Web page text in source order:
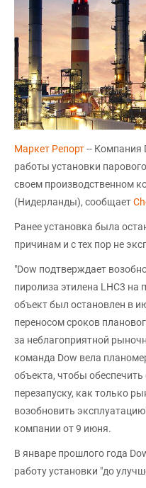
Маркет Репорт-- Компания
работы установки
своем производственном
(Нидерланды), сообщает
Ранее установка была
причинам и с тех пор не
"Dow подтверждает
пиролиза этилена LHC3 на
объект был остановлен в
переносом сроков
за неблагоприятной
команда Dow вела
объекта, чтобы обеспечить
перезапуску, как только
возобновить
компании от 9 июня.
В январе прошлого года
работу установки "до